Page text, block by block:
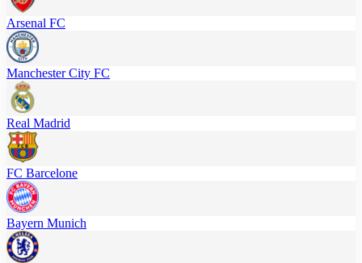
Arsenal FC
Manchester City FC
Real Madrid
FC Barcelone
Bayern Munich